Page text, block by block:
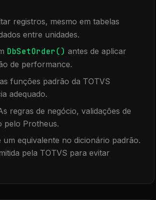
registros, mesmo em tabelas
entre unidades.
DbSetOrder() antes de aplicar
de performance.
funções padrão da TOTVS
adequado.
regras de negócio, validações de
pelo Protheus.
equivalente no dicionário padrão.
pela TOTVS para evitar